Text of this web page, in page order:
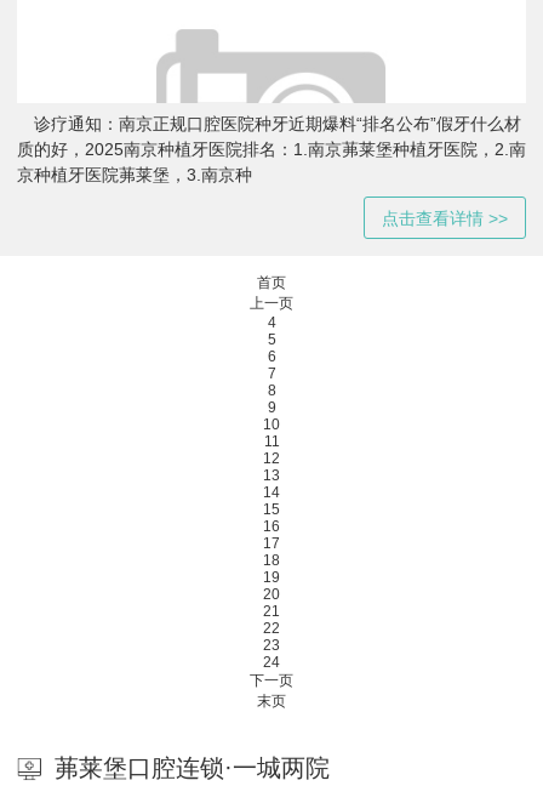
诊疗通知：南京正规口腔医院种牙近期爆料“排名公布”假牙什么材
质的好，2025南京种植牙医院排名：1.南京茀莱堡种植牙医院，2.南
京种植牙医院茀莱堡，3.南京种
点击查看详情 >>
首页
上一页
4
5
6
7
8
9
10
11
12
13
14
15
16
17
18
19
20
21
22
23
24
下一页
末页
茀莱堡口腔连锁·一城两院